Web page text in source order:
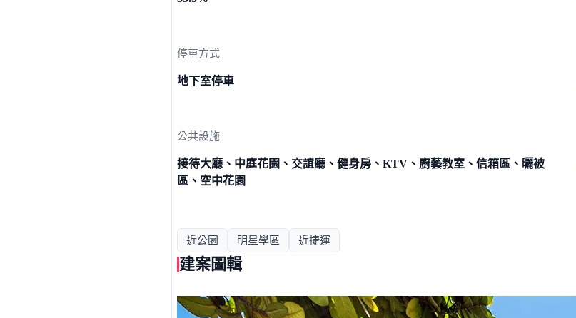
停車方式
地下室停車
公共設施
接待大廳、中庭花園、交誼廳、健身房、KTV、廚藝教室、信箱區、曬被
區、空中花園
近公園 明星學區 近捷運
建案圖輯